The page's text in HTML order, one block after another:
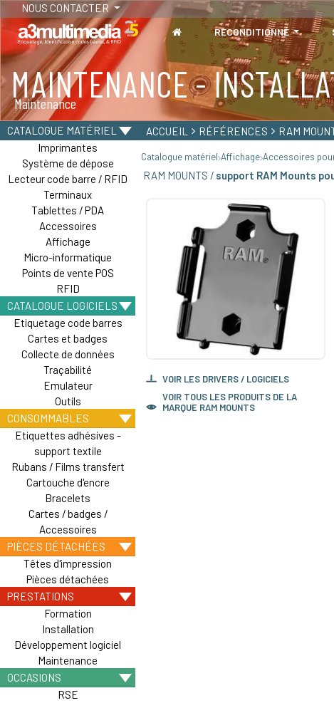
NOUS CONTACTER
RECONDITIONNÉ
MAINTENANCE -
Maintenance
TABLETTES
Tablettes durcies - Étanches - Résistantes
CATALOGUE MATÉRIEL
Imprimantes
Système de dépose
Lecteur code barre / RFID
Terminaux
Tablettes / PDA
Accessoires
Affichage
Micro-informatique
Points de vente POS
RFID
CATALOGUE LOGICIELS
Etiquetage code barres
Cartes et badges
Collecte de données
Traçabilité
Emulateur
Outils
CONSOMMABLES
Etiquettes adhésives -
support textile
Rubans / Films transfert
Cartouche d'encre
Bracelets
Cartes / badges /
Accessoires
PIÈCES DÉTACHÉES
Têtes d'impression
Pièces détachées
PRESTATIONS
Formation
Installation
Développement logiciel
Maintenance
OCCASIONS
RSE
ACCUEIL RÉFÉRENCES RAM
Catalogue matériel Affichage Accessoires
RAM MOUNTS / support RAM Mounts
VOIR LES DRIVERS / LOGICIELS
VOIR TOUS LES PRODUITS DE LA
MARQUE RAM MOUNTS